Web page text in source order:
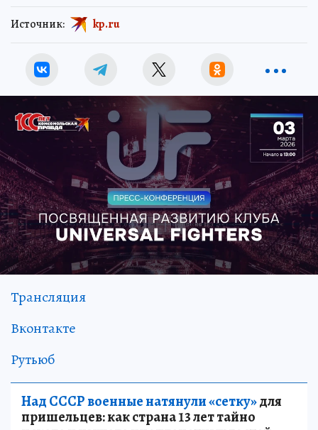
Источник: kp.ru
Трансляция
Вконтакте
Рутьюб
Над СССР военные натянули «сетку»для
пришельцев: как страна 13 лет тайно